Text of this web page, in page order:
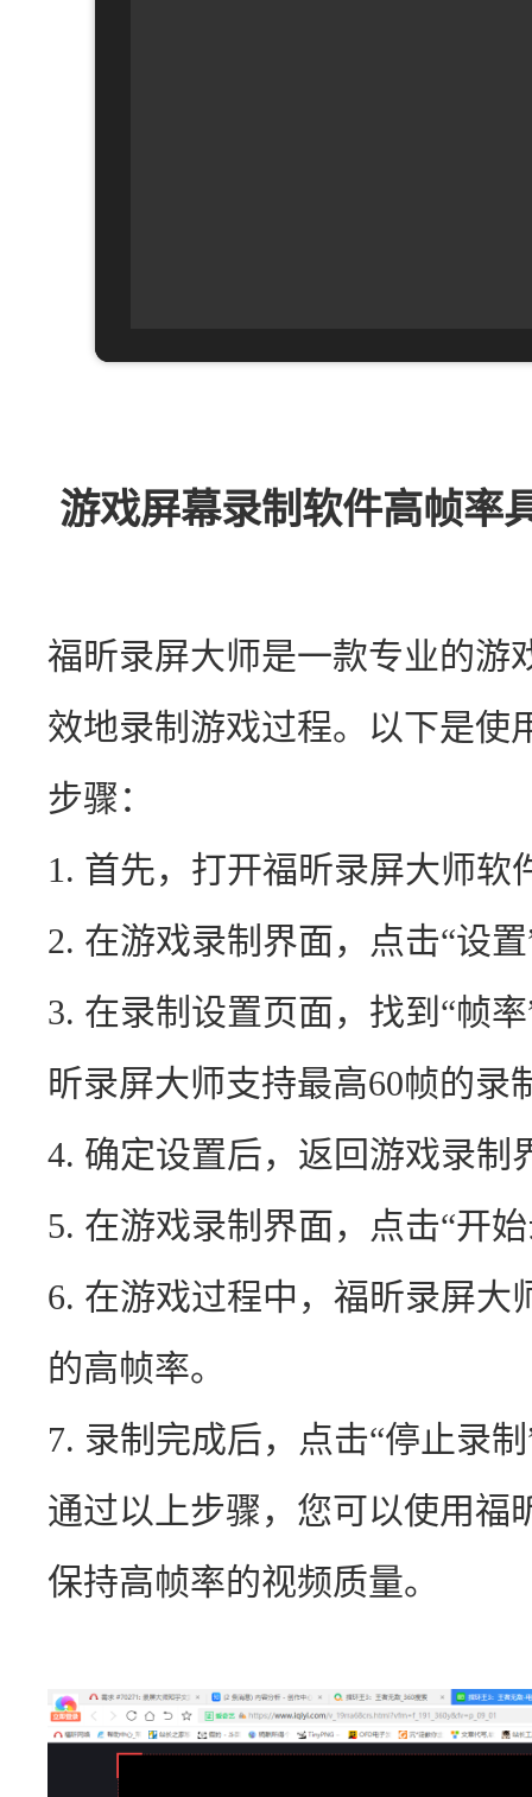
游戏屏幕录制软件高帧率
福昕录屏大师是一款专业的游
效地录制游戏过程。以下是使
步骤：
1. 首先，打开福昕录屏大师软
2. 在游戏录制界面，点击“设
3. 在录制设置页面，找到“帧
昕录屏大师支持最高60帧的录
4. 确定设置后，返回游戏录制
5. 在游戏录制界面，点击“开
6. 在游戏过程中，福昕录屏大
的高帧率。
7. 录制完成后，点击“停止录
通过以上步骤，您可以使用福
保持高帧率的视频质量。